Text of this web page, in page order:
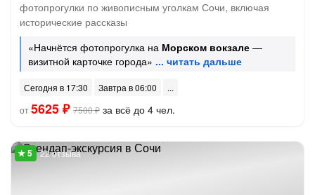
фотопрогулки по живописным уголкам Сочи, включая
исторические рассказы
«Начнётся фотопрогулка на Морском вокзале —
визитной карточке города»
Сегодня в 17:30
Завтра в 06:00
от5625 ₽ 7500 ₽ за всё до 4 чел.
22 отзыва